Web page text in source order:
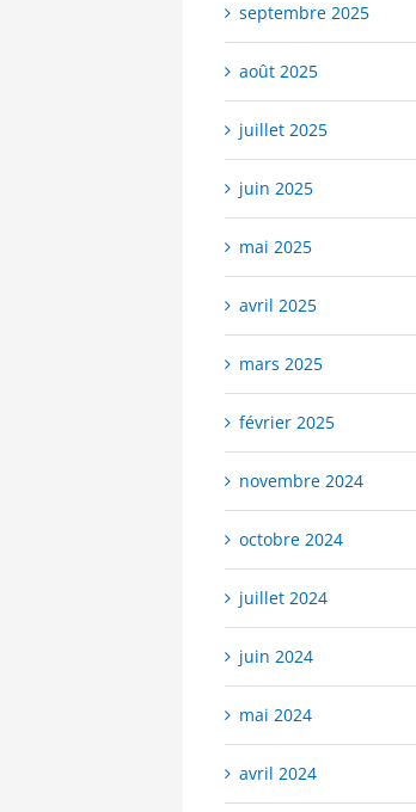
septembre 2025
août 2025
juillet 2025
juin 2025
mai 2025
avril 2025
mars 2025
février 2025
novembre 2024
octobre 2024
juillet 2024
juin 2024
mai 2024
avril 2024